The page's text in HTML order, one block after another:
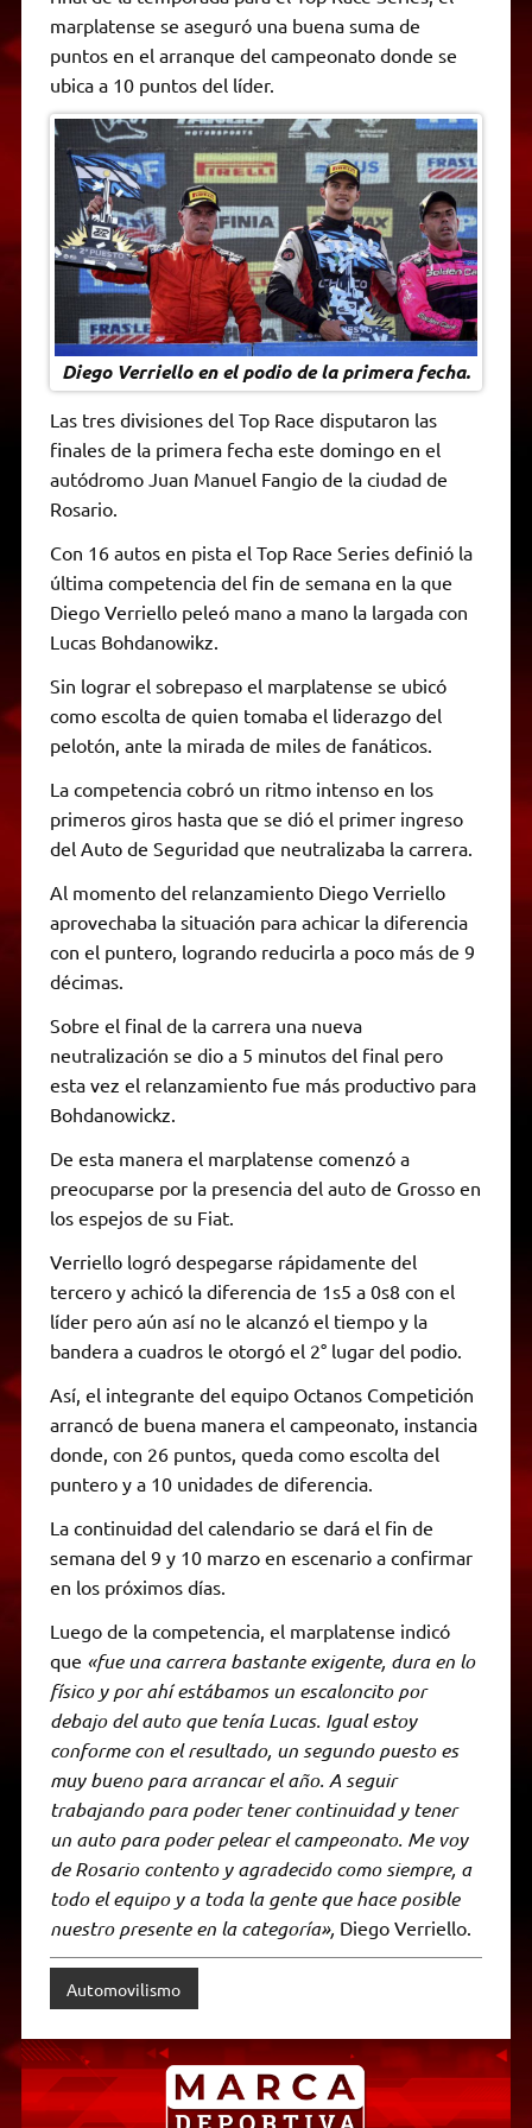
p
p
a
m
r
o
k
g
e
n
k
r
i
n
d
y
marplatense se aseguró una buena suma de
puntos en el arranque del campeonato donde se
ubica a 10 puntos del líder.
Diego Verriello en el podio de la primera fecha.
Las tres divisiones del Top Race disputaron las
finales de la primera fecha este domingo en el
autódromo Juan Manuel Fangio de la ciudad de
Rosario.
Con 16 autos en pista el Top Race Series definió la
última competencia del fin de semana en la que
Diego Verriello peleó mano a mano la largada con
Lucas Bohdanowikz.
Sin lograr el sobrepaso el marplatense se ubicó
como escolta de quien tomaba el liderazgo del
pelotón, ante la mirada de miles de fanáticos.
La competencia cobró un ritmo intenso en los
primeros giros hasta que se dió el primer ingreso
del Auto de Seguridad que neutralizaba la carrera.
Al momento del relanzamiento Diego Verriello
aprovechaba la situación para achicar la diferencia
con el puntero, logrando reducirla a poco más de 9
décimas.
Sobre el final de la carrera una nueva
neutralización se dio a 5 minutos del final pero
esta vez el relanzamiento fue más productivo para
Bohdanowickz.
De esta manera el marplatense comenzó a
preocuparse por la presencia del auto de Grosso en
los espejos de su Fiat.
Verriello logró despegarse rápidamente del
tercero y achicó la diferencia de 1s5 a 0s8 con el
líder pero aún así no le alcanzó el tiempo y la
bandera a cuadros le otorgó el 2° lugar del podio.
Así, el integrante del equipo Octanos Competición
arrancó de buena manera el campeonato, instancia
donde, con 26 puntos, queda como escolta del
puntero y a 10 unidades de diferencia.
La continuidad del calendario se dará el fin de
semana del 9 y 10 marzo en escenario a confirmar
en los próximos días.
Luego de la competencia, el marplatense indicó
que «fue una carrera bastante exigente, dura en lo
físico y por ahí estábamos un escaloncito por
debajo del auto que tenía Lucas. Igual estoy
conforme con el resultado, un segundo puesto es
muy bueno para arrancar el año. A seguir
trabajando para poder tener continuidad y tener
un auto para poder pelear el campeonato. Me voy
de Rosario contento y agradecido como siempre, a
todo el equipo y a toda la gente que hace posible
nuestro presente en la categoría», Diego Verriello.
Automovilismo